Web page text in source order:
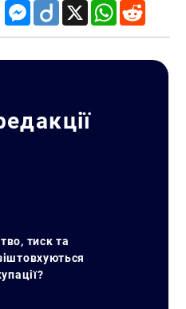
Messenger
Diigo X WhatsApp
тиск та